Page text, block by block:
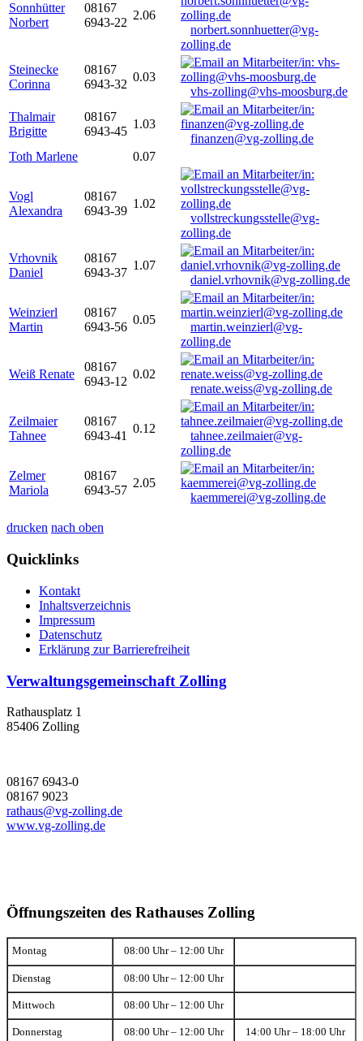
Sonnhütter
Norbert
08167
6943-22
2.06
norbert.sonnhuetter@vg-
zolling.de
Steinecke
Corinna
08167
6943-32
0.03
vhs-zolling@vhs-moosburg.de
Thalmair
Brigitte
08167
6943-45
1.03
finanzen@vg-zolling.de
Toth Marlene
0.07
Vogl
Alexandra
08167
6943-39
1.02
vollstreckungsstelle@vg-
zolling.de
Vrhovnik
Daniel
08167
6943-37
1.07
daniel.vrhovnik@vg-zolling.de
Weinzierl
Martin
08167
6943-56
0.05
martin.weinzierl@vg-
zolling.de
Weiß Renate
08167
6943-12
0.02
renate.weiss@vg-zolling.de
Zeilmaier
Tahnee
08167
6943-41
0.12
tahnee.zeilmaier@vg-
zolling.de
Zelmer
Mariola
08167
6943-57
2.05
kaemmerei@vg-zolling.de
drucken nach oben
Quicklinks
Kontakt
Inhaltsverzeichnis
Impressum
Datenschutz
Erklärung zur Barrierefreiheit
Verwaltungsgemeinschaft Zolling
Rathausplatz 1
85406 Zolling
08167 6943-0
08167 9023
rathaus@vg-zolling.de
www.vg-zolling.de
Öffnungszeiten des Rathauses Zolling
Montag 08:00 Uhr – 12:00 Uhr
Dienstag 08:00 Uhr – 12:00 Uhr
Mittwoch 08:00 Uhr – 12:00 Uhr
Donnerstag 08:00 Uhr – 12:00 Uhr 14:00 Uhr – 18:00 Uhr